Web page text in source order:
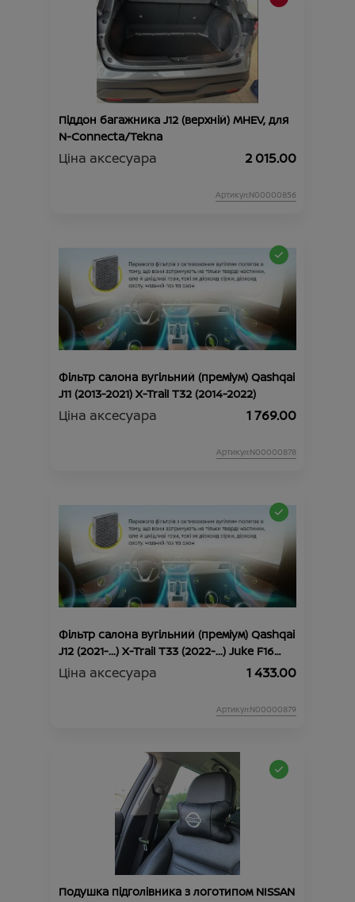
Піддон багажника J12 (верхній) MHEV, для
N-Connecta/Tekna
Ціна аксесуара 2 015.00
Артикул:N00000856
Фільтр салона вугільний (преміум) Qashqai
J11 (2013-2021) X-Trail Т32 (2014-2022)
Ціна аксесуара 1 769.00
Артикул:N00000878
Фільтр салона вугільний (преміум) Qashqai
J12 (2021-...) X-Trail Т33 (2022-...) Juke F16
(2019-...)
Ціна аксесуара 1 433.00
Артикул:N00000879
Подушка підголівника з логотипом NISSAN